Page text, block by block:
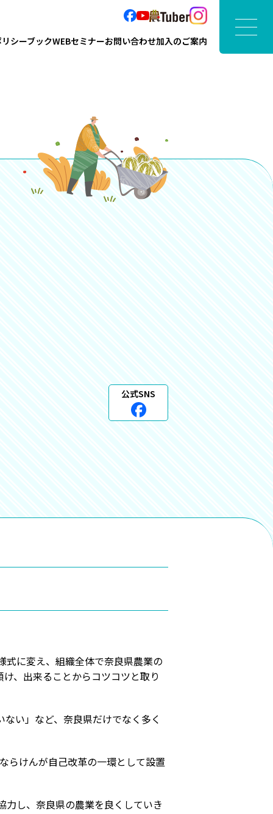
シーブックWEBセミナーお問い合わせ加入のご案内
公式SNS
式に変え、組織全体で奈良県農業の
、出来ることからコツコツと取り
い」など、奈良県だけでなく多く
らけんが自己改革の一環として設置
し、奈良県の農業を良くしていき